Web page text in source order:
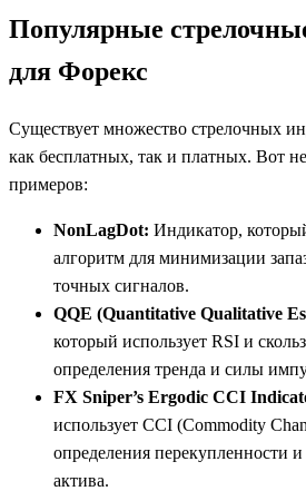
Популярные
для Форекс
Существует множество стрелочных
как бесплатных, так и платных. Вот
примеров:
NonLagDot: Индикатор,
алгоритм для минимизации
точных сигналов.
QQE (Quantitative Qualitative
который использует RSI и
определения тренда и силы
FX Sniper’s Ergodic CCI
использует CCI (Commodity
определения перекупленности
актива.